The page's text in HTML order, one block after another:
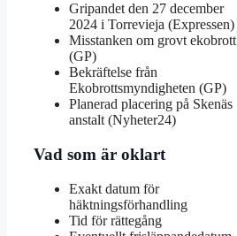
Gripandet den 27 december
2024 i Torrevieja (Expressen)
Misstanken om grovt ekobrott
(GP)
Bekräftelse från
Ekobrottsmyndigheten (GP)
Planerad placering på Skenäs
anstalt (Nyheter24)
Vad som är oklart
Exakt datum för
häktningsförhandling
Tid för rättegång